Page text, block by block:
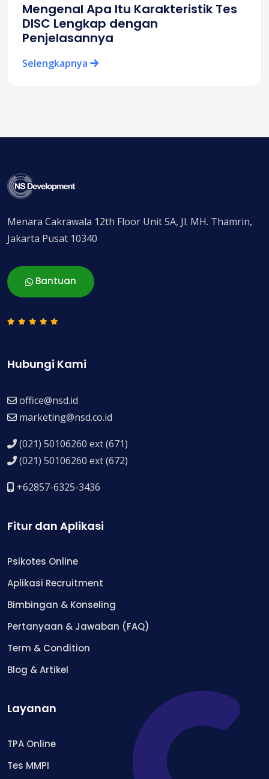
Mengenal Apa Itu Karakteristik Tes
DISC Lengkap dengan
Penjelasannya
Selengkapnya
Menara Cakrawala 12th Floor Unit 5A, Jl. MH. Thamrin,
Jakarta Pusat 10340
Bantuan
Hubungi Kami
office@nsd.id
marketing@nsd.co.id
(021) 50106260 ext (671)
(021) 50106260 ext (672)
+62857-6325-3436
Fitur dan Aplikasi
Psikotes Online
Aplikasi Recruitment
Bimbingan & Konseling
Pertanyaan & Jawaban (FAQ)
Term & Condition
Blog & Artikel
Layanan
TPA Online
Tes MMPI